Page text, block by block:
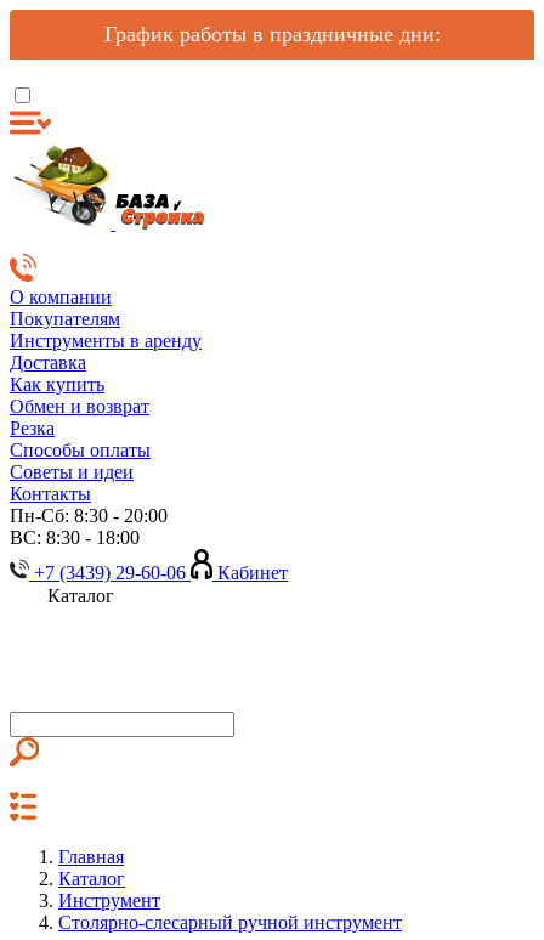
График работы в праздничные дни:
О компании
Покупателям
Инструменты в аренду
Доставка
Как купить
Обмен и возврат
Резка
Способы оплаты
Советы и идеи
Контакты
Пн-Сб: 8:30 - 20:00
ВС: 8:30 - 18:00
+7 (3439) 29-60-06
Кабинет
Каталог
Главная
Каталог
Инструмент
Столярно-слесарный ручной инструмент